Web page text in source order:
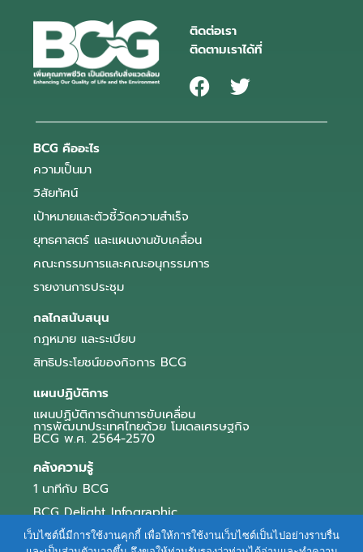
ติดต่อเรา
ติดตามเราได้ที่
BCG คืออะไร
ความเป็นมา
วิสัยทัศน์
เป้าหมายและตัวชี้วัดความสำเร็จ
ยุทธศาสตร์ และแผนงานขับเคลื่อน
คณะกรรมการและคณะอนุกรรมการ
รายงานการประชุม
กลไกสนับสนุน
กฎหมาย และระเบียบ
สิทธิประโยชน์ของกิจการ BCG
แผนปฏิบัติการ
แผนปฏิบัติการด้านการขับเคลื่อน
การพัฒนาประเทศไทยด้วย โมเดลเศรษฐกิจ
BCG พ.ศ. 2564-2570
คลังความรู้
1 นาทีกับ BCG
BCG Delight Infographic
สื่อประชาสัมพันธ์
เว็บไซต์นี้มีการใช้งานคุกกี้ เพื่อให้การใช้งานเว็บไซต์เป็นไปอย่างราบรื่น